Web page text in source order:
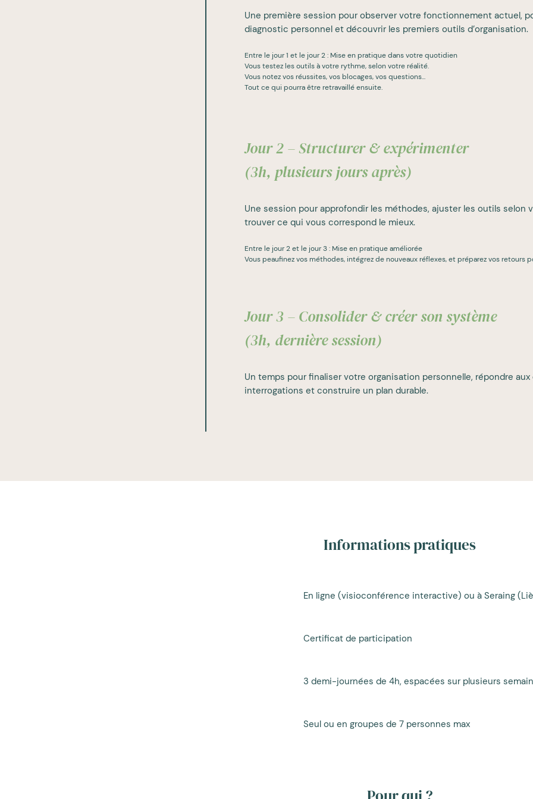
Une première session pour observer votre fonctionnement actuel,
diagnostic personnel et découvrir les premiers outils d’organisation.
Entre le jour 1 et le jour 2 : Mise en pratique dans votre quotidien
Vous testez les outils à votre rythme, selon votre réalité.
Vous notez vos réussites, vos blocages, vos questions...
Tout ce qui pourra être retravaillé ensuite.
Jour 2 – Structurer & expérimenter
(3h, plusieurs jours après)
Une session pour approfondir les méthodes, ajuster les outils selon
trouver ce qui vous correspond le mieux.
Entre le jour 2 et le jour 3 : Mise en pratique améliorée
Vous peaufinez vos méthodes, intégrez de nouveaux réflexes, et préparez vos retours
Jour 3 – Consolider & créer son système
(3h, dernière session)
Un temps pour finaliser votre organisation personnelle, répondre aux
interrogations et construire un plan durable.
Informations pratiques
En ligne (visioconférence interactive) ou à Seraing
Certificat de participation
3 demi-journées de 4h, espacées sur plusieurs
Seul ou en groupes de 7 personnes max